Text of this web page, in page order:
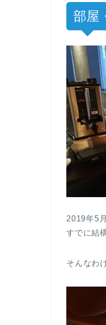
部屋
2019年5
すでに結
そんなわ